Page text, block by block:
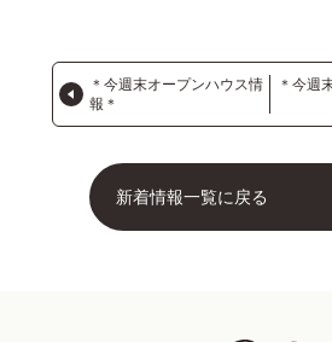
＊今週末オープンハウス情
報＊
＊今週
新着情報一覧に戻る